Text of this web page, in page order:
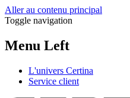
Aller au contenu principal
Toggle navigation
Menu Left
L'univers Certina
Service client